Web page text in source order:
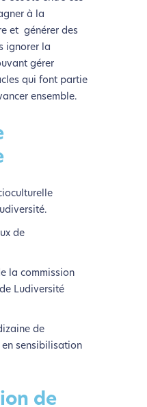
à la
et générer des
ignorer la
gérer
qui font partie
ensemble.
de
la commission
Ludiversité
de
en sensibilisation
de